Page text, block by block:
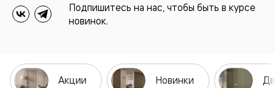
Подпишитесь на нас, чтобы быть в курсе
новинок.
Акции Новинки